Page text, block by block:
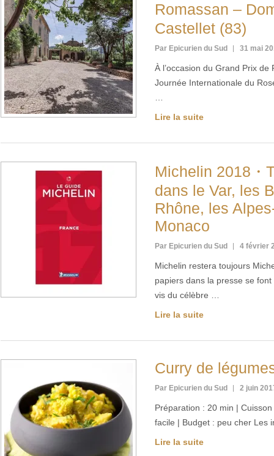
Romassan –
Castellet (83)
Par Epicurien du Sud 31 mai
À l’occasion du Grand Prix
Journée Internationale du
Lire la suite
Michelin 2018・
dans le Var, les
Rhône, les
Monaco
Par Epicurien du Sud 4 février
Michelin restera toujours
papiers dans la presse se
vis du célèbre …
Lire la suite
Curry de
Par Epicurien du Sud 2 juin
Préparation : 20 min |
facile | Budget : peu cher Les
Lire la suite